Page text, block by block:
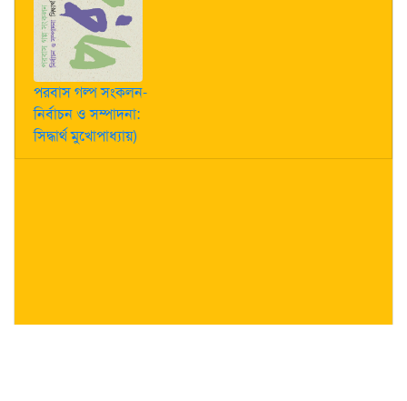
পরবাস গল্প সংকলন-
নির্বাচন ও সম্পাদনা:
সিদ্ধার্থ মুখোপাধ্যায়)